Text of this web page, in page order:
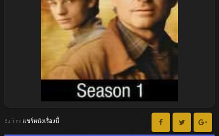
Bu filmi แชร์หนังเรื่องนี้ :